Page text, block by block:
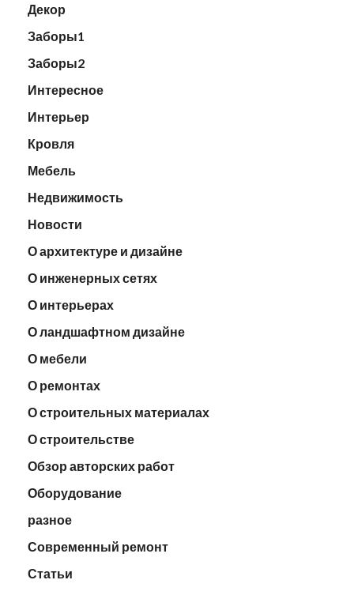
Декор
Заборы1
Заборы2
Интересное
Интерьер
Кровля
Мебель
Недвижимость
Новости
О архитектуре и дизайне
О инженерных сетях
О интерьерах
О ландшафтном дизайне
О мебели
О ремонтах
О строительных материалах
О строительстве
Обзор авторских работ
Оборудование
разное
Современный ремонт
Статьи